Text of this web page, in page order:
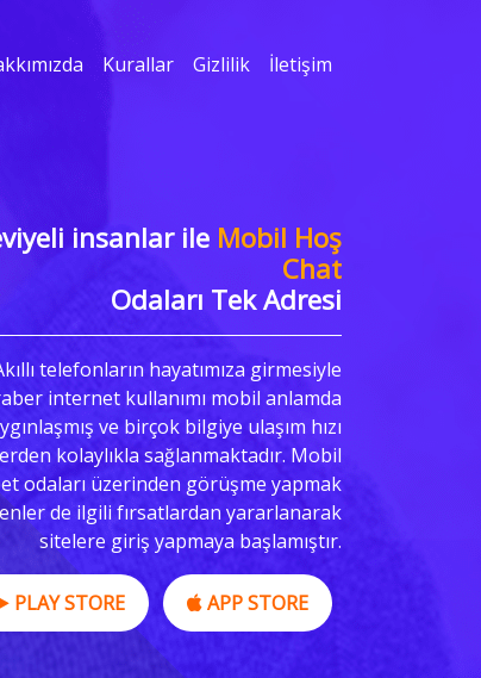
Kurallar Gizlilik İletişim
insanlar ile Mobil Hoş
Chat
Odaları Tek Adresi
telefonların hayatımıza girmesiyle
internet kullanımı mobil anlamda
ve birçok bilgiye ulaşım hızı
kolaylıkla sağlanmaktadır. Mobil
odaları üzerinden görüşme yapmak
de ilgili fırsatlardan yararlanarak
sitelere giriş yapmaya başlamıştır.
PLAY STORE APP STORE